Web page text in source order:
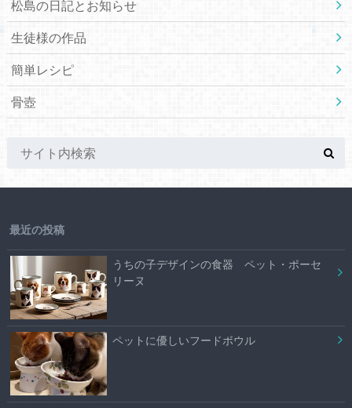
松島の日記とお知らせ
生徒様の作品
簡単レシピ
骨壺
最近の投稿
うちの子デザインの食器 ペット・ポーセ
リーヌ
ペットに優しいフードボウル